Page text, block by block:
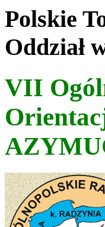
Polskie
Oddział
VII